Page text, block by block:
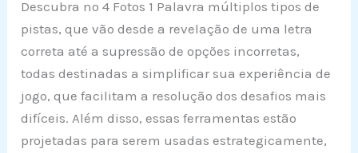
Descubra no 4 Fotos 1 Palavra múltiplos tipos de
pistas, que vão desde a revelação de uma letra
correta até a supressão de opções incorretas,
todas destinadas a simplificar sua experiência de
jogo, que facilitam a resolução dos desafios mais
difíceis. Além disso, essas ferramentas estão
projetadas para serem usadas estrategicamente,